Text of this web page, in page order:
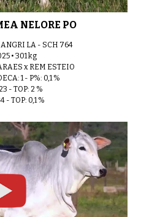
21 - 1 FÊMEA NELORE PO
22 - 1 FÊMEA NELORE PO
23 - 1 FÊMEA NELORE PO
NELORE PO
LA - SCH 764
• 301 kg
x REM ESTEIO
1 - P%: 0,1 %
- TOP: 2 %
- TOP: 0,1 %